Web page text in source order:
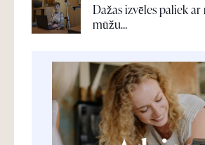
Dažas izvēles paliek
mūžu…